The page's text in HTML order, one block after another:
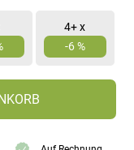
-6 %
4+ x